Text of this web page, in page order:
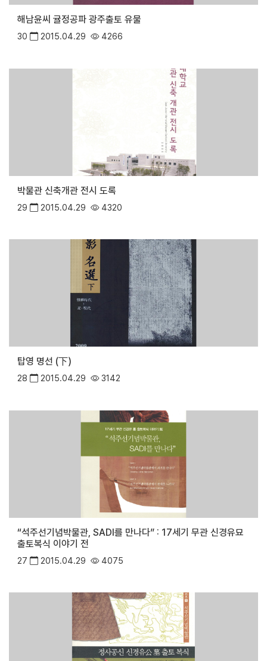
해남윤씨 귤정공파 광주출토 유물
30 2015.04.29 4266
박물관 신축개관 전시 도록
29 2015.04.29 4320
탑영 명선 (下)
28 2015.04.29 3142
“석주선기념박물관, SADI를 만나다” : 17세기 무관 신경유묘
출토복식 이야기 전
27 2015.04.29 4075